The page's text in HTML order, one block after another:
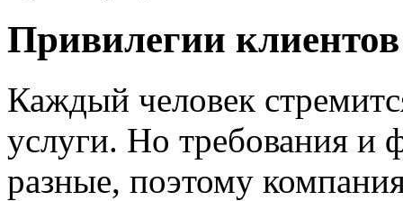
Привилегии
Каждый человек
услуги. Но требования и
разные, поэтому